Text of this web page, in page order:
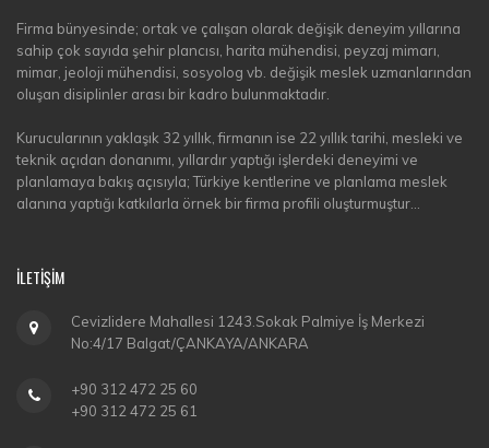
Firma bünyesinde; ortak ve çalışan olarak değişik deneyim yıllarına
sahip çok sayıda şehir plancısı, harita mühendisi, peyzaj mimarı,
mimar, jeoloji mühendisi, sosyolog vb. değişik meslek uzmanlarından
oluşan disiplinler arası bir kadro bulunmaktadır.
Kurucularının yaklaşık 32 yıllık, firmanın ise 22 yıllık tarihi, mesleki ve
teknik açıdan donanımı, yıllardır yaptığı işlerdeki deneyimi ve
planlamaya bakış açısıyla; Türkiye kentlerine ve planlama meslek
alanına yaptığı katkılarla örnek bir firma profili oluşturmuştur...
İLETİŞİM
Cevizlidere Mahallesi 1243.Sokak Palmiye İş Merkezi
No:4/17 Balgat/ÇANKAYA/ANKARA
+90 312 472 25 60
+90 312 472 25 61